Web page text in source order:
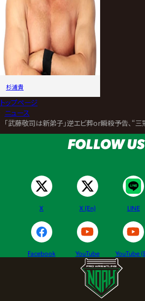
杉浦貴
トップページ
ニュース
｢武藤敬司は新弟子｣逆エビ葬or瞬殺予告､“
FOLLOW
X X (En) LINE
Facebook YouTube YouTube